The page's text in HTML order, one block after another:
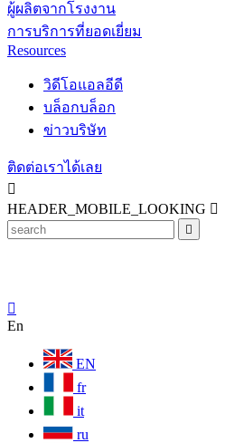
ผู้ผลิตจากโรงงาน
การบริการที่ยอดเยี่ยม
Resources
วิดีโอแอลอีดี
บล็อกบล็อก
ข่าวบริษัท
ติดต่อเราได้เลย

HEADER_MOBILE_LOOKING 


En
EN
fr
it
ru